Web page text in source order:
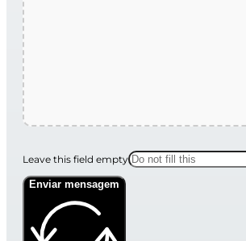
Leave this field empty
Enviar mensagem